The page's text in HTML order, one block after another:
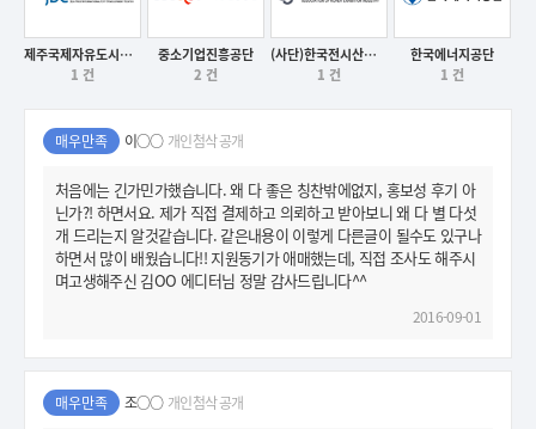
후기보기
제주국제자유도시개발센터
1 건
후기보기
중소기업진흥공단
2 건
후기보기
(사단)한국전시산업진흥회
1 건
후기보기
한국에너지공단
1 건
매우만족 이○○ 개인첨삭 공개
처음에는 긴가민가했습니다. 왜 다 좋은 칭찬밖에없지, 홍보성 후기 아
닌가?! 하면서요. 제가 직접 결제하고 의뢰하고 받아보니 왜 다 별 다섯
개 드리는지 알것같습니다. 같은내용이 이렇게 다른글이 될수도 있구나
하면서 많이 배웠습니다!! 지원동기가 애매했는데, 직접 조사도 해주시
며고생해주신 김OO 에디터님 정말 감사드립니다^^
2016-09-01
매우만족 조○○ 개인첨삭 공개